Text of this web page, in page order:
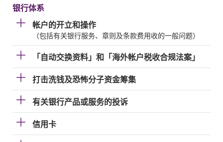
银行体系
帐户的开立和操作
（包括有关银行服务、章则及条款费用收的一般问题）
「自动交换资料」和「海外帐户税收合规法案」
打击洗钱及恐怖分子资金筹集
有关银行产品或服务的投诉
信用卡